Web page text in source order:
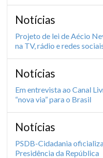
Notícias
Projeto de lei de Aécio
na TV, rádio e redes
Notícias
Em entrevista ao Canal
“nova via” para o Brasil
Notícias
PSDB-Cidadania
Presidência da República